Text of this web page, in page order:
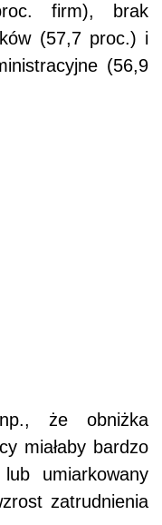
firm), brak
(57,7 proc.) i
(56,9
że obniżka
miałaby bardzo
umiarkowany
zatrudnienia